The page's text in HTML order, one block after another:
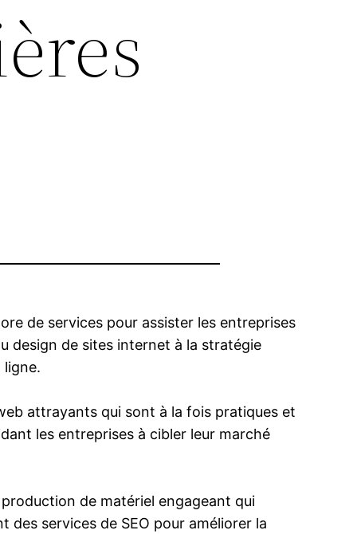
de services pour assister les entreprises
design de sites internet à la stratégie
ligne.
attrayants qui sont à la fois pratiques et
les entreprises à cibler leur marché
de matériel engageant qui
des services de SEO pour améliorer la